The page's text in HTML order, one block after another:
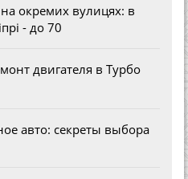
на окремих вулицях: в
- до 70
двигателя в Турбо
авто: секреты выбора